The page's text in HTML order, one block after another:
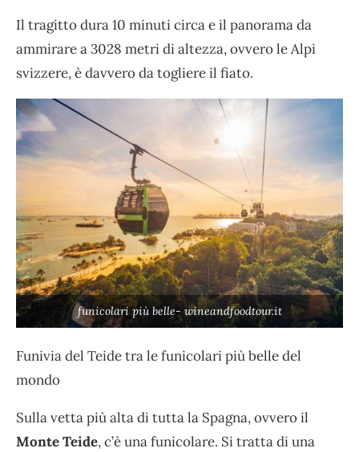
Il tragitto dura 10 minuti circa e il panorama da
ammirare a 3028 metri di altezza, ovvero le Alpi
svizzere, è davvero da togliere il fiato.
funicolari più belle- wineandfoodtour.it
Funivia del Teide tra le funicolari più belle del
mondo
Sulla vetta più alta di tutta la Spagna, ovvero il
Monte Teide, c’è una funicolare. Si tratta di una